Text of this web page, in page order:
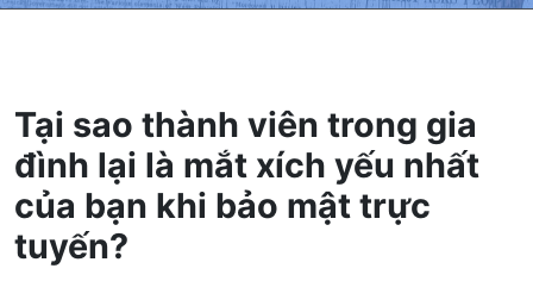
Tại sao thành viên trong gia
đình lại là mắt xích yếu nhất
của bạn khi bảo mật trực
tuyến?